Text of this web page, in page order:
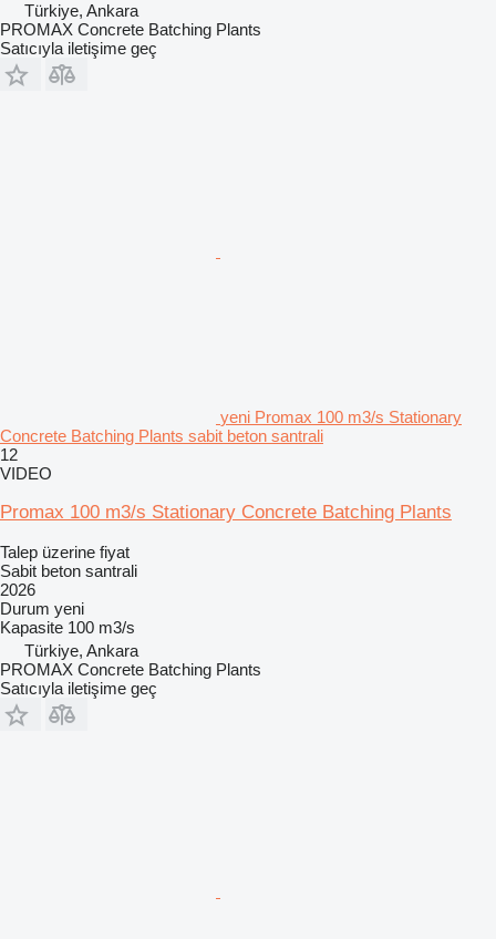
Türkiye, Ankara
PROMAX Concrete Batching Plants
Satıcıyla iletişime geç
yeni Promax 100 m3/s Stationary
Concrete Batching Plants sabit beton santrali
12
VIDEO
Promax 100 m3/s Stationary Concrete Batching Plants
Talep üzerine fiyat
Sabit beton santrali
2026
Durum yeni
Kapasite 100 m3/s
Türkiye, Ankara
PROMAX Concrete Batching Plants
Satıcıyla iletişime geç